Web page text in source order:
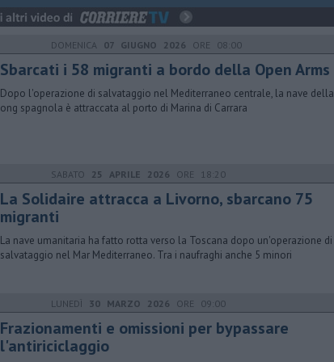
DOMENICA 07 GIUGNO 2026 ORE 08:00
Sbarcati i 58 migranti a bordo della Open Arms
Dopo l'operazione di salvataggio nel Mediterraneo centrale, la nave della
ong spagnola è attraccata al porto di Marina di Carrara
SABATO 25 APRILE 2026 ORE 18:20
La Solidaire attracca a Livorno, sbarcano 75
migranti
La nave umanitaria ha fatto rotta verso la Toscana dopo un'operazione di
salvataggio nel Mar Mediterraneo. Tra i naufraghi anche 5 minori
LUNEDÌ 30 MARZO 2026 ORE 09:00
Frazionamenti e omissioni per bypassare
l'antiriciclaggio